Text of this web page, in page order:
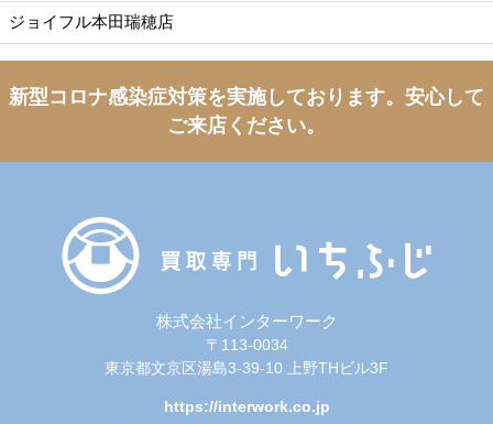
ジョイフル本田瑞穂店
新型コロナ感染症対策を実施しております。 安心して
ご来店ください。
株式会社インターワーク
〒113-0034
東京都文京区湯島3-39-10 上野THビル3F
https://interwork.co.jp